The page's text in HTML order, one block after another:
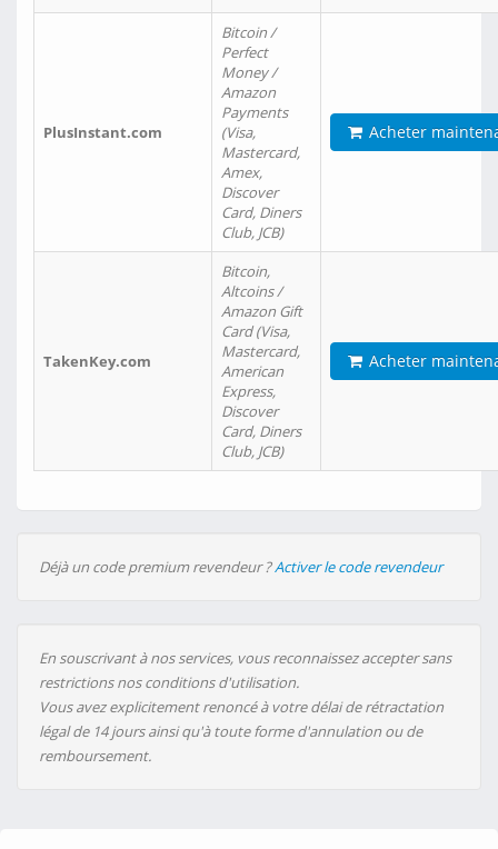
PlusInstant.com
Bitcoin /
Perfect
Money /
Amazon
Payments
(Visa,
Mastercard,
Amex,
Discover
Card, Diners
Club, JCB)
Acheter
TakenKey.com
Bitcoin,
Altcoins /
Amazon Gift
Card (Visa,
Mastercard,
American
Express,
Discover
Card, Diners
Club, JCB)
Acheter
Déjà un code premium revendeur ?Activer le code revendeur
En souscrivant à nos services, vous reconnaissez accepter sans
restrictions nos conditions d'utilisation.
Vous avez explicitement renoncé à votre délai de rétractation
légal de 14 jours ainsi qu'à toute forme d'annulation ou de
remboursement.